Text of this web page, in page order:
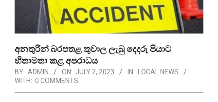
අනතුරින් බරපතළ තුවාල ලැබු දෙදරු පියාට
හිතාමතා කළ අපරාධය
BY: ADMIN ON: JULY 2, 2023 IN: LOCAL NEWS
WITH: 0 COMMENTS